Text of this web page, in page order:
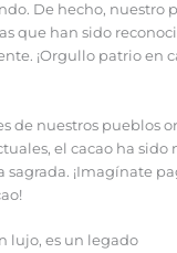
De hecho, nuestro
que han sido
¡Orgullo patrio en
de nuestros pueblos
el cacao ha sido
sagrada. ¡Imagínate
lujo, es un legado